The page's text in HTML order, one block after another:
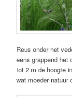
Reus onder het
eens grappend het
tot 2 m de hoogte
wat moeder natuur